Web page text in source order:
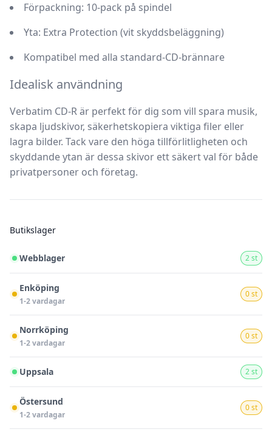
Förpackning: 10-pack på spindel
Yta: Extra Protection (vit skyddsbeläggning)
Kompatibel med alla standard-CD-brännare
Idealisk användning
Verbatim CD-Rär perfekt för dig som vill spara musik,
skapa ljudskivor, säkerhetskopiera viktiga filer eller
lagra bilder. Tack vare den höga tillförlitligheten och
skyddande ytan är dessa skivor ett säkert val för både
privatpersoner och företag.
Butikslager
Webblager 2 st
Enköping
1-2 vardagar
0 st
Norrköping
1-2 vardagar
0 st
Uppsala 2 st
Östersund
1-2 vardagar
0 st